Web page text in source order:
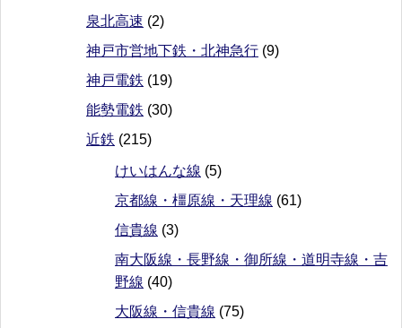
泉北高速 (2)
神戸市営地下鉄・北神急行 (9)
神戸電鉄 (19)
能勢電鉄 (30)
近鉄 (215)
けいはんな線 (5)
京都線・橿原線・天理線 (61)
信貴線 (3)
南大阪線・長野線・御所線・道明寺線・吉
野線 (40)
大阪線・信貴線 (75)